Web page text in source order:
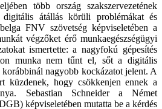
több ország szakszervezetének
átállás körüli problémákat és
FNV szövetség képviseletében a
végzőket érő munkaegészségügyi
ismertette: a nagyfokú gépesítés
munka nem tűnt el, sőt a digitális
korábbinál nagyobb kockázatot jelent. A
küzdenek, hogy csökkenjen ennek a
Sebastian Schneider a Német
képviseletében mutatta be a kérdés